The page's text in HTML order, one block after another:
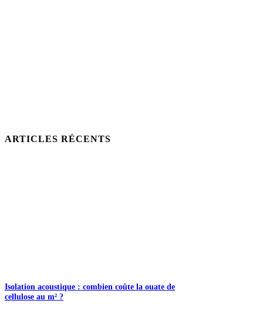
ARTICLES RÉCENTS
Isolation acoustique : combien coûte la ouate de
cellulose au m² ?